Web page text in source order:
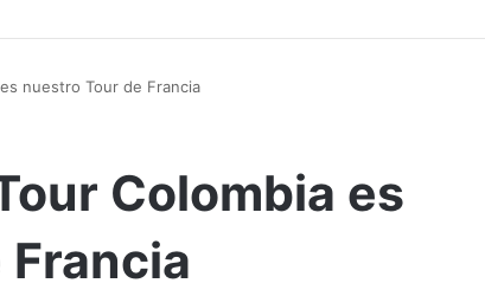
nuestro Tour de Francia
Colombia es